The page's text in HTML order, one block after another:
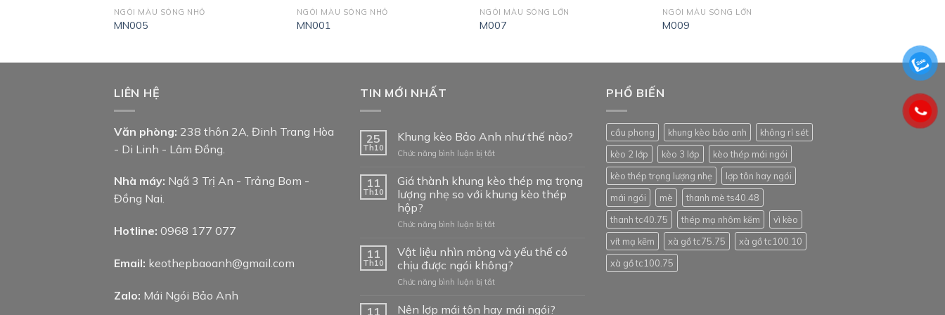
NGÓI MÀU SÓNG NHỎ
MN005
NGÓI MÀU SÓNG NHỎ
MN001
NGÓI MÀU SÓNG LỚN
M007
NGÓI MÀU SÓNG LỚN
M009
LIÊN HỆ
Văn phòng: 238 thôn 2A, Đinh Trang Hòa
- Di Linh - Lâm Đồng.
Nhà máy: Ngã 3 Trị An - Trảng Bom -
Đồng Nai.
Hotline: 0968 177 077
Email: keothepbaoanh@gmail.com
Zalo: Mái Ngói Bảo Anh
TIN MỚI NHẤT
25
Th10
Khung kèo Bảo Anh như thế nào?
Chức năng bình luận bị tắtở
kèo
Bảo
Anh
thế
11
Th10
Giá thành khung kèo thép mạ trọng
lượng nhẹ so với khung kèo thép
hộp?
Chức năng bình luận bị tắtở
thành
khung
kèo
thép
trọng
11
Th10
Vật liệu nhìn mỏng và yếu thế có
chịu được ngói không?
Chức năng bình luận bị tắtở
11 Nên lợp mái tôn hay mái ngói?
PHỔ BIẾN
cầu phong khung kèo bảo anh
không rỉ sét
kèo 2 lớp
kèo 3 lớp
kèo thép mái ngói
kèo thép trọng lượng nhẹ
lợp tôn hay ngói
mái ngói
mè
thanh mè ts40.48
thanh tc40.75
thép mạ nhôm kẽm
vì kèo
vít mạ kẽm
xà gồ tc75.75
xà gồ tc100.10
xà gồ tc100.75